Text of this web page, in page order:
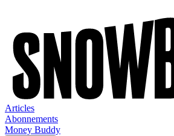
Articles
Abonnements
Money Buddy